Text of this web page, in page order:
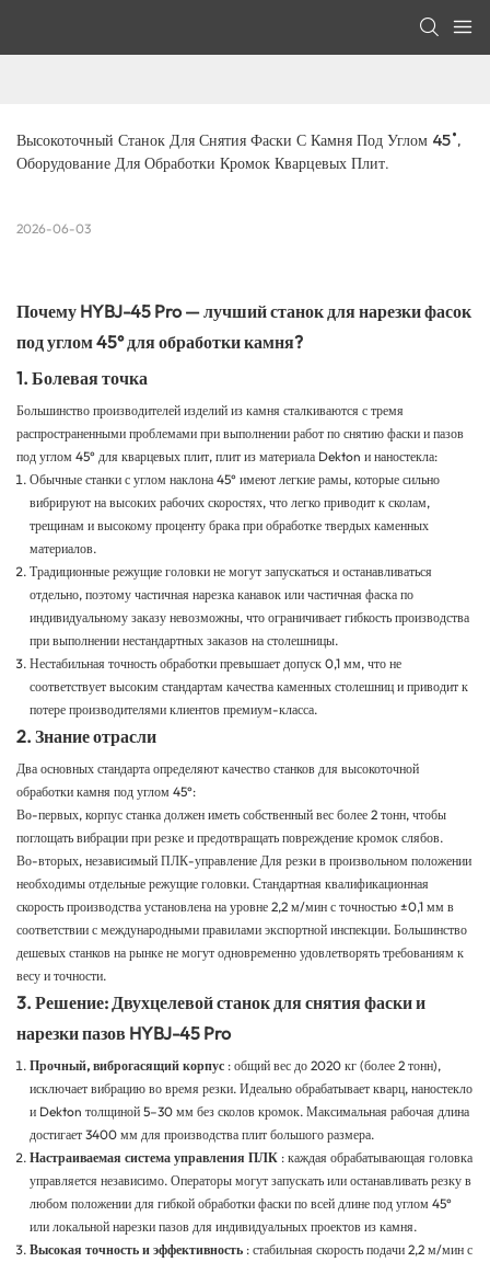
Высокоточный Станок Для Снятия Фаски С Камня Под Углом 45°,
Оборудование Для Обработки Кромок Кварцевых Плит.
2026-06-03
Почему HYBJ-45 Pro — лучший станок для нарезки фасок
под углом 45° для обработки камня?
1. Болевая точка
Большинство производителей изделий из камня сталкиваются с тремя
распространенными проблемами при выполнении работ по снятию фаски и пазов
под углом 45° для кварцевых плит, плит из материала Dekton и наностекла:
Обычные станки с углом наклона 45° имеют легкие рамы, которые сильно
вибрируют на высоких рабочих скоростях, что легко приводит к сколам,
трещинам и высокому проценту брака при обработке твердых каменных
материалов.
Традиционные режущие головки не могут запускаться и останавливаться
отдельно, поэтому частичная нарезка канавок или частичная фаска по
индивидуальному заказу невозможны, что ограничивает гибкость производства
при выполнении нестандартных заказов на столешницы.
Нестабильная точность обработки превышает допуск 0,1 мм, что не
соответствует высоким стандартам качества каменных столешниц и приводит к
потере производителями клиентов премиум-класса.
2. Знание отрасли
Два основных стандарта определяют качество станков для высокоточной
обработки камня под углом 45°:
Во-первых, корпус станка должен иметь собственный вес более 2 тонн, чтобы
поглощать вибрации при резке и предотвращать повреждение кромок слябов.
Во-вторых, независимый ПЛК-управление Для резки в произвольном положении
необходимы отдельные режущие головки. Стандартная квалификационная
скорость производства установлена ​​на уровне 2,2 м/мин с точностью ±0,1 мм в
соответствии с международными правилами экспортной инспекции. Большинство
дешевых станков на рынке не могут одновременно удовлетворять требованиям к
весу и точности.
3. Решение: Двухцелевой станок для снятия фаски и
нарезки пазов HYBJ-45 Pro
Прочный, виброгасящий корпус : общий вес до 2020 кг (более 2 тонн),
исключает вибрацию во время резки. Идеально обрабатывает кварц, наностекло
и Dekton толщиной 5–30 мм без сколов кромок. Максимальная рабочая длина
достигает 3400 мм для производства плит большого размера.
Настраиваемая система управления ПЛК : каждая обрабатывающая головка
управляется независимо. Операторы могут запускать или останавливать резку в
любом положении для гибкой обработки фаски по всей длине под углом 45°
или локальной нарезки пазов для индивидуальных проектов из камня.
Высокая точность и эффективность : стабильная скорость подачи 2,2 м/мин с